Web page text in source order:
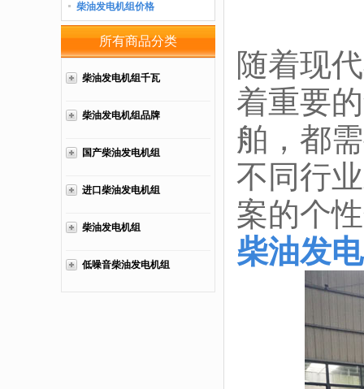
柴油发电机组价格
所有商品分类
柴油发电机组千瓦
柴油发电机组品牌
国产柴油发电机组
进口柴油发电机组
柴油发电机组
低噪音柴油发电机组
随着现
着重要
舶，都
不同行
案的个
柴油发